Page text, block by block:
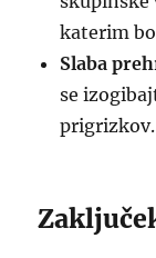
katerim
Slaba
se
prigrizkov.